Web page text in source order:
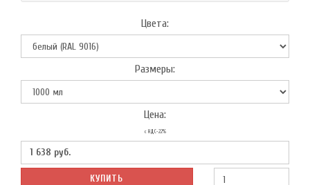
Цвета:
Размеры:
Цена:
с НДС-22%
1 638 руб.
КУПИТЬ